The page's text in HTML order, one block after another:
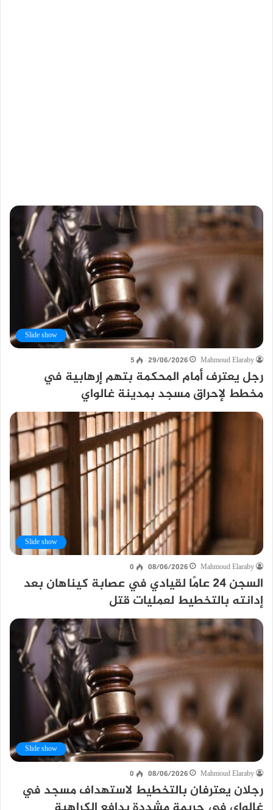
Slide show
Mahmoud Elaraby
29/06/2026
5
رجل يعترف أمام المحكمة بتهم إرهابية في
مخطط لإحراق مسجد بمدينة غالواي
Slide show
Mahmoud Elaraby
08/06/2026
0
السجن 24 عامًا لقيادي في عصابة كيناهان بعد
إدانته بالتخطيط لعمليات قتل
Slide show
Mahmoud Elaraby
08/06/2026
0
رجلان يعترفان بالتخطيط لاستهداف مسجد في